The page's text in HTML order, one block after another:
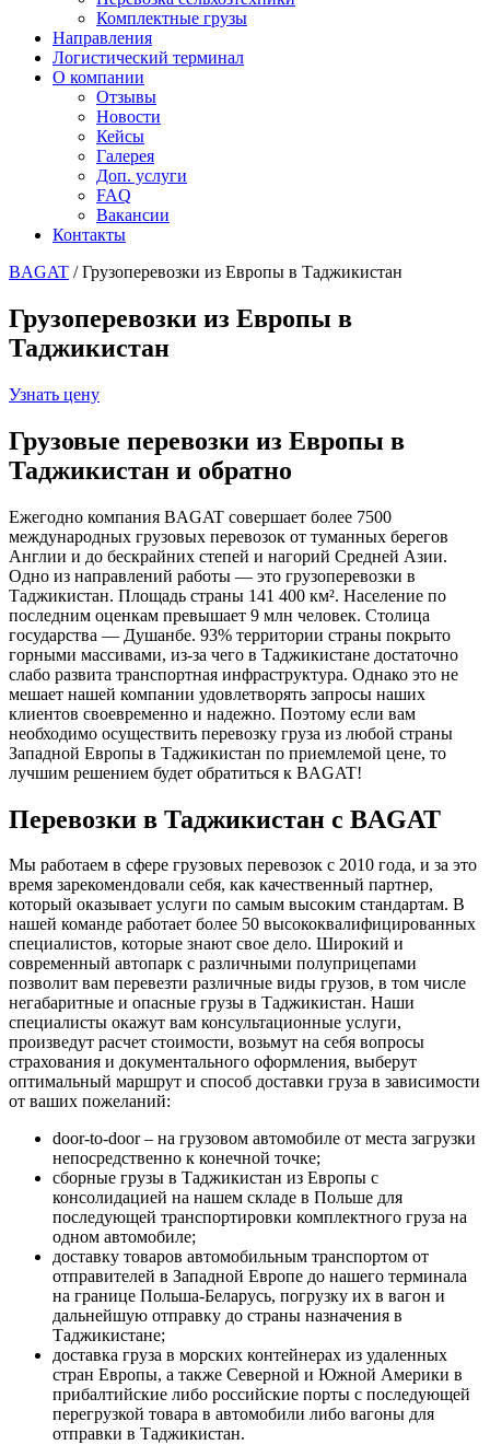
Комплектные грузы
Направления
Логистический терминал
О компании
Отзывы
Новости
Кейсы
Галерея
Доп. услуги
FAQ
Вакансии
Контакты
BAGAT /Грузоперевозки из Европы в Таджикистан
Грузоперевозки из Европы в
Таджикистан
Узнать цену
Грузовые перевозки из Европы в
Таджикистан и обратно
Ежегодно компания BAGAT совершает более 7500
международных грузовых перевозок от туманных берегов
Англии и до бескрайних степей и нагорий Средней Азии.
Одно из направлений работы — это грузоперевозки в
Таджикистан. Площадь страны 141 400 км². Население по
последним оценкам превышает 9 млн человек. Столица
государства — Душанбе. 93% территории страны покрыто
горными массивами, из-за чего в Таджикистане достаточно
слабо развита транспортная инфраструктура. Однако это не
мешает нашей компании удовлетворять запросы наших
клиентов своевременно и надежно. Поэтому если вам
необходимо осуществить перевозку груза из любой страны
Западной Европы в Таджикистан по приемлемой цене, то
лучшим решением будет обратиться к BAGAT!
Перевозки в Таджикистан с BAGAT
Мы работаем в сфере грузовых перевозок с 2010 года, и за это
время зарекомендовали себя, как качественный партнер,
который оказывает услуги по самым высоким стандартам. В
нашей команде работает более 50 высококвалифицированных
специалистов, которые знают свое дело. Широкий и
современный автопарк с различными полуприцепами
позволит вам перевезти различные виды грузов, в том числе
негабаритные и опасные грузы в Таджикистан. Наши
специалисты окажут вам консультационные услуги,
произведут расчет стоимости, возьмут на себя вопросы
страхования и документального оформления, выберут
оптимальный маршрут и способ доставки груза в зависимости
от ваших пожеланий:
door-to-door – на грузовом автомобиле от места загрузки
непосредственно к конечной точке;
сборные грузы в Таджикистан из Европы с
консолидацией на нашем складе в Польше для
последующей транспортировки комплектного груза на
одном автомобиле;
доставку товаров автомобильным транспортом от
отправителей в Западной Европе до нашего терминала
на границе Польша-Беларусь, погрузку их в вагон и
дальнейшую отправку до страны назначения в
Таджикистане;
доставка груза в морских контейнерах из удаленных
стран Европы, а также Северной и Южной Америки в
прибалтийские либо российские порты с последующей
перегрузкой товара в автомобили либо вагоны для
отправки в Таджикистан.